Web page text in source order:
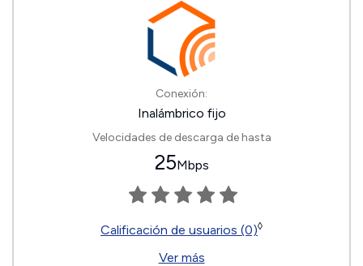
Conexión:
Inalámbrico fijo
Velocidades de descarga de hasta
25Mbps
Calificación de usuarios (0)◊
Ver más